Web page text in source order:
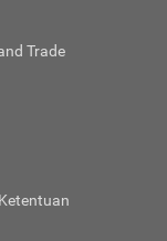
Trade